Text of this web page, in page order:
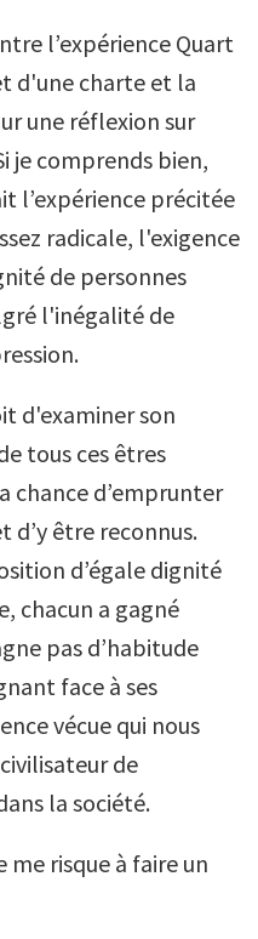
l’expérience Quart
d'une charte et la
une réflexion sur
je comprends bien,
l’expérience précitée
radicale, l'exigence
de personnes
l'inégalité de
d'examiner son
tous ces êtres
chance d’emprunter
d’y être reconnus.
d’égale dignité
chacun a gagné
pas d’habitude
face à ses
vécue qui nous
de
la société.
risque à faire un